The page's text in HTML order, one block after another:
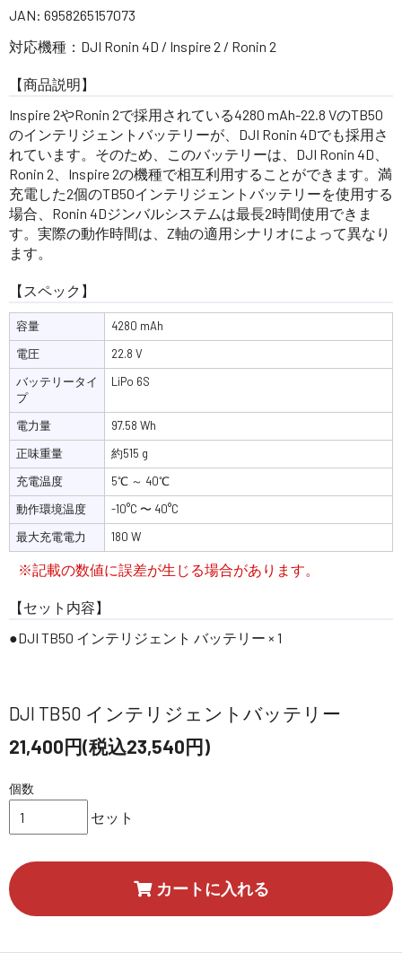
JAN: 6958265157073
対応機種：DJI Ronin 4D / Inspire 2 / Ronin 2
【商品説明】
Inspire 2やRonin 2で採用されている4280 mAh-22.8 VのTB50
のインテリジェントバッテリーが、DJI Ronin 4Dでも採用さ
れています。そのため、このバッテリーは、DJI Ronin 4D、
Ronin 2、Inspire 2の機種で相互利用することができます。満
充電した2個のTB50インテリジェントバッテリーを使用する
場合、Ronin 4Dジンバルシステムは最長2時間使用できま
す。実際の動作時間は、Z軸の適用シナリオによって異なり
ます。
【スペック】
容量
4280 mAh
電圧
22.8 V
バッテリータイ
プ
LiPo 6S
電力量
97.58 Wh
正味重量
約515 g
充電温度
5℃ ～ 40℃
動作環境温度
-10°C 〜 40°C
最大充電電力
180 W
※記載の数値に誤差が生じる場合があります。
【セット内容】
●DJI TB50 インテリジェント バッテリー × 1
DJI TB50 インテリジェントバッテリー
21,400円(税込23,540円)
個数
セット
カートに入れる